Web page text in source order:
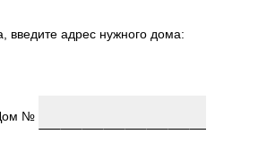
введите адрес нужного дома:
№